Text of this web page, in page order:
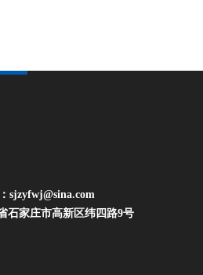
家庄市高新区纬四路9号